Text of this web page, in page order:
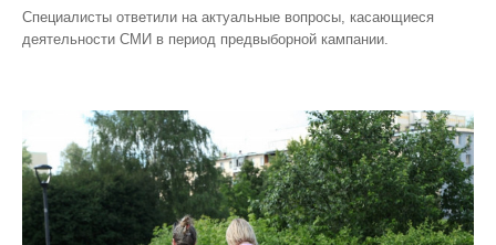
Специалисты ответили на актуальные вопросы, касающиеся
деятельности СМИ в период предвыборной кампании.